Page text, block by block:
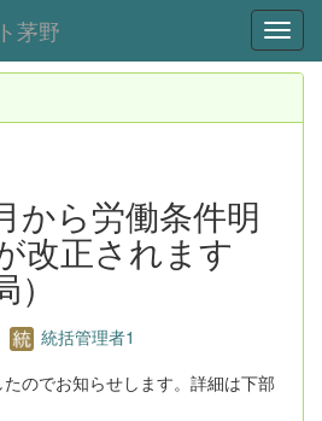
茅野
から労働条件明
改正されます
）
統括管理者1
のでお知らせします。詳細は下部